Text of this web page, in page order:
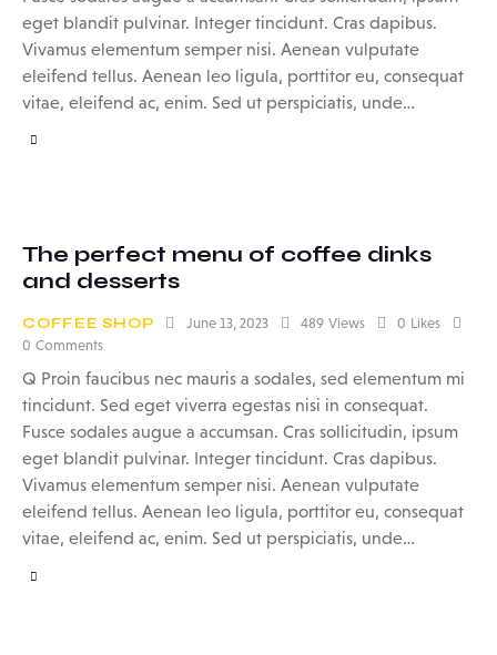
eget blandit pulvinar. Integer tincidunt. Cras dapibus.
Vivamus elementum semper nisi. Aenean vulputate
eleifend tellus. Aenean leo ligula, porttitor eu, consequat
vitae, eleifend ac, enim. Sed ut perspiciatis, unde…
The perfect menu of coffee dinks
and desserts
COFFEE SHOP June 13, 2023 489 Views 0 Likes
0 Comments
Q Proin faucibus nec mauris a sodales, sed elementum mi
tincidunt. Sed eget viverra egestas nisi in consequat.
Fusce sodales augue a accumsan. Cras sollicitudin, ipsum
eget blandit pulvinar. Integer tincidunt. Cras dapibus.
Vivamus elementum semper nisi. Aenean vulputate
eleifend tellus. Aenean leo ligula, porttitor eu, consequat
vitae, eleifend ac, enim. Sed ut perspiciatis, unde…